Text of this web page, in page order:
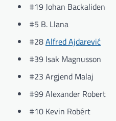
#19 Johan Backaliden
#5 B. Llana
#28Alfred Ajdarević
#39 Isak Magnusson
#23 Argjend Malaj
#99 Alexander Robert
#10 Kevin Robért